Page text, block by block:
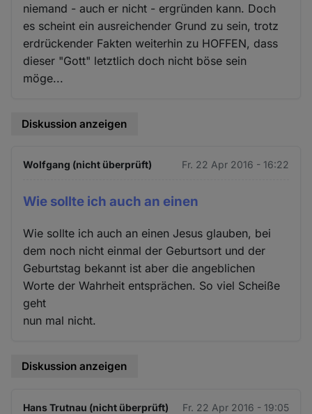
niemand - auch er nicht - ergründen kann. Doch
es scheint ein ausreichender Grund zu sein, trotz
erdrückender Fakten weiterhin zu HOFFEN, dass
dieser "Gott" letztlich doch nicht böse sein
möge...
Diskussion anzeigen
Wolfgang (nicht überprüft) Fr. 22 Apr 2016 - 16:22
Wie sollte ich auch an einen
Wie sollte ich auch an einen Jesus glauben, bei
dem noch nicht einmal der Geburtsort und der
Geburtstag bekannt ist aber die angeblichen
Worte der Wahrheit entsprächen. So viel Scheiße
geht
nun mal nicht.
Diskussion anzeigen
Hans Trutnau (nicht überprüft) Fr. 22 Apr 2016 - 19:05